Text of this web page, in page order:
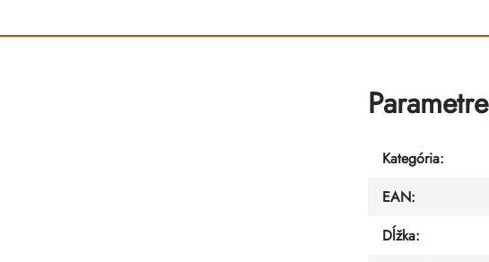
Parametre
Kategória:
EAN:
Dĺžka: